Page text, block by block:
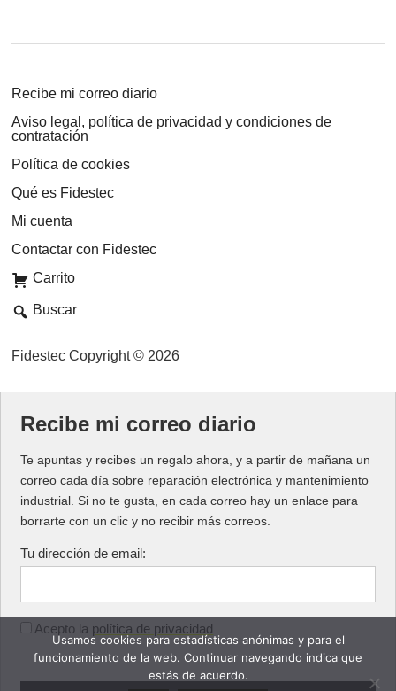
Recibe mi correo diario
Aviso legal, política de privacidad y condiciones de
contratación
Política de cookies
Qué es Fidestec
Mi cuenta
Contactar con Fidestec
Carrito
Buscar
Fidestec Copyright © 2026
Recibe mi correo diario
Te apuntas y recibes un regalo ahora, y a partir de mañana un
correo cada día sobre reparación electrónica y mantenimiento
industrial. Si no te gusta, en cada correo hay un enlace para
borrarte con un clic y no recibir más correos.
Tu dirección de email:
Acepto la política de privacidad
Usamos cookies para estadísticas anónimas y para el
funcionamiento de la web. Continuar navegando indica que
estás de acuerdo.